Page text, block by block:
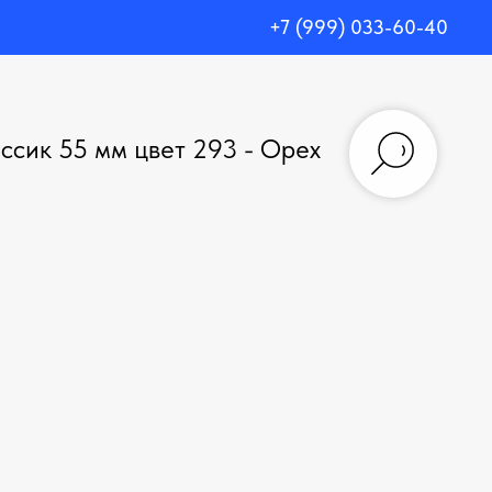
+7 (999) 033-60-40
55 мм цвет 293 - Орех